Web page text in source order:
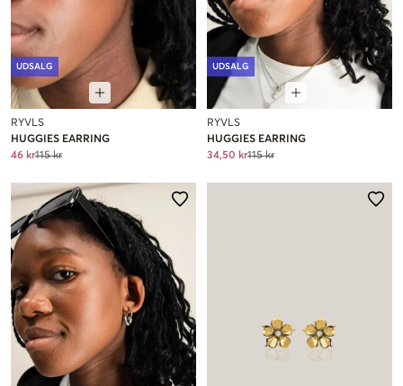
UDSALG
RYVLS
HUGGIES EARRING
46 kr115 kr
UDSALG
RYVLS
HUGGIES EARRING
34,50 kr115 kr